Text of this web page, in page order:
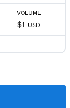
VOLUME
$1 USD